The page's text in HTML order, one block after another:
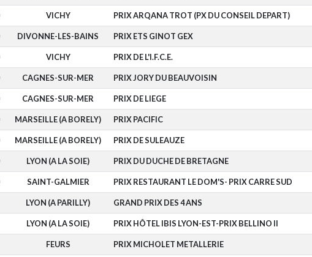
VICHY PRIX ARQANA TROT (PX DU CONSEIL DEPART)
DIVONNE-LES-BAINS PRIX ETS GINOT GEX
VICHY PRIX DE L'I.F.C.E.
CAGNES-SUR-MER PRIX JORY DU BEAUVOISIN
CAGNES-SUR-MER PRIX DE LIEGE
MARSEILLE (A BORELY) PRIX PACIFIC
MARSEILLE (A BORELY) PRIX DE SULEAUZE
LYON (A LA SOIE) PRIX DU DUCHE DE BRETAGNE
SAINT-GALMIER PRIX RESTAURANT LE DOM'S- PRIX CARRE SUD
LYON (A PARILLY) GRAND PRIX DES 4 ANS
LYON (A LA SOIE) PRIX HÔTEL IBIS LYON-EST-PRIX BELLINO II
FEURS PRIX MICHOLET METALLERIE